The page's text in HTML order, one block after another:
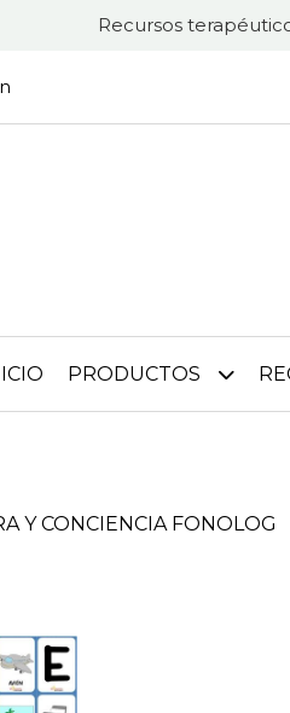
Recursos
PRODUCTOS
Y CONCIENCIA FONOLOG